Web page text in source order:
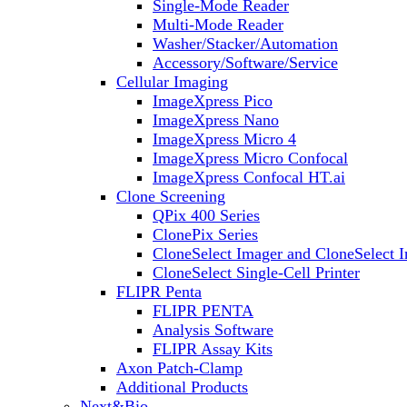
Single-Mode Reader
Multi-Mode Reader
Washer/Stacker/Automation
Accessory/Software/Service
Cellular Imaging
ImageXpress Pico
ImageXpress Nano
ImageXpress Micro 4
ImageXpress Micro Confocal
ImageXpress Confocal HT.ai
Clone Screening
QPix 400 Series
ClonePix Series
CloneSelect Imager and CloneSelect
CloneSelect Single-Cell Printer
FLIPR Penta
FLIPR PENTA
Analysis Software
FLIPR Assay Kits
Axon Patch-Clamp
Additional Products